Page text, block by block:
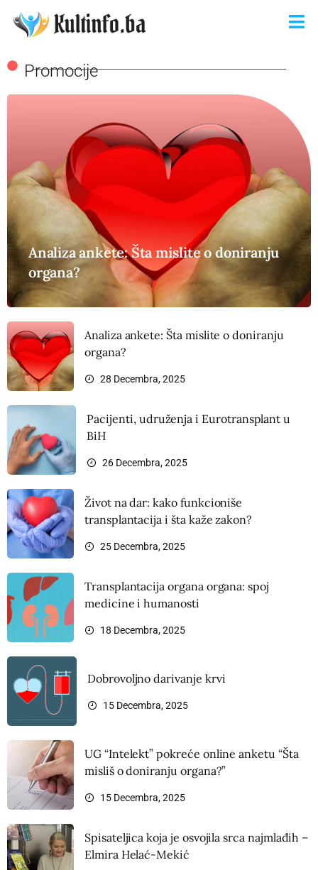
Promocije
Analiza ankete: Šta mislite o doniranju
organa?
Analiza ankete: Šta mislite o doniranju
organa?
28 Decembra, 2025
Pacijenti, udruženja i Eurotransplant u
BiH
26 Decembra, 2025
Život na dar: kako funkcioniše
transplantacija i šta kaže zakon?
25 Decembra, 2025
Transplantacija organa organa: spoj
medicine i humanosti
18 Decembra, 2025
Dobrovoljno darivanje krvi
15 Decembra, 2025
UG “Intelekt” pokreće online anketu “Šta
misliš o doniranju organa?”
15 Decembra, 2025
Spisateljica koja je osvojila srca najmlađih –
Elmira Helać-Mekić